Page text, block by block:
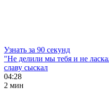
Узнать за 90 секунд
"Не делили мы тебя и не
славу сыскал
04:28
2 мин